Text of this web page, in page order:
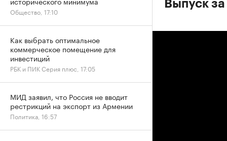
Выпуск
Общество, 17:10
Как выбрать оптимальное
коммерческое помещение для
инвестиций
РБК и ПИК Серия плюс, 17:05
МИД заявил, что Россия не вводит
рестрикций на экспорт из Армении
Политика, 16:57